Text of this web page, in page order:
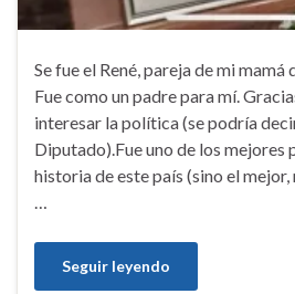
Se fue el René, pareja de mi mamá
Fue como un padre para mí.
interesar la política (se podría
Diputado).Fue uno de los mejores
historia de este país (sino el
…
Seguir leyendo